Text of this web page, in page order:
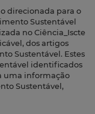
direcionada para o
Sustentável
no Ciência_Iscte
dos artigos
Sustentável. Estes
identificados
uma informação
Sustentável,